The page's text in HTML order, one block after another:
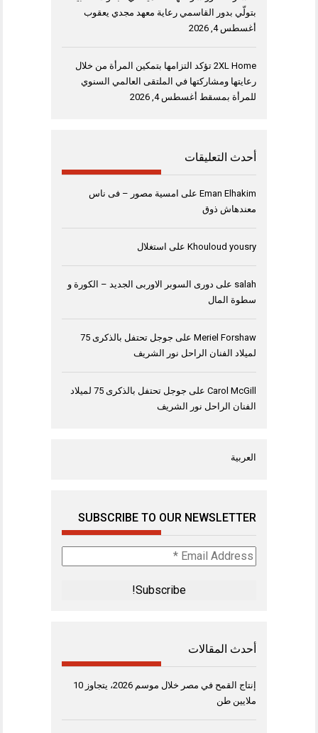
بتولّي بدور القاسمي رعاية معهد مجدي يعقوب
أغسطس 4, 2026
2XL Home تؤكد التزامها بتمكين المرأة من خلال
رعايتها ومشاركتها في الملتقى العالمي السنوي
للمرأة بمسقط أغسطس 4, 2026
أحدث التعليقات
Eman Elhakim على امسية مصور – فى ناس
معندهاش ذوق
Khouloud yousry على استغلال
salah على دورى السوبر الاوربى الجديد – الكورة و
سطوة المال
Meriel Forshaw على
جوجل تحتفل بالذكرى 75
لميلاد الفنان الراحل نور الشريف
Carol McGill على
جوجل تحتفل بالذكرى 75 لميلاد
الفنان الراحل نور الشريف
العربية
SUBSCRIBE TO OUR NEWSLETTER
Email
Address
أحدث المقالات
إنتاج القمح في مصر خلال موسم 2026، يتجاوز 10
ملايين طن